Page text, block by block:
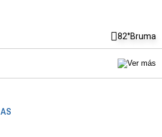
82°Bruma